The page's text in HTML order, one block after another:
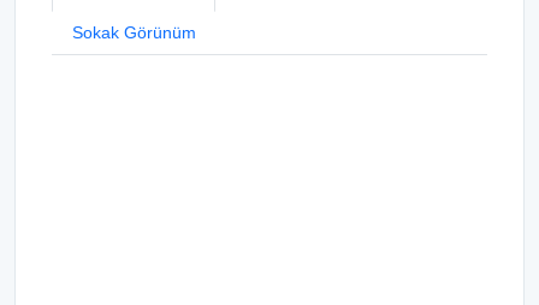
Sokak Görünüm